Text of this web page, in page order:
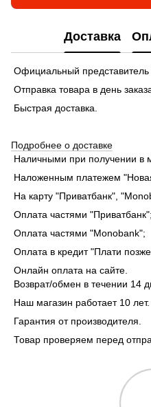
Доставка
Официальный представитель
Отправка товара в день
Быстрая доставка.
Подробнее о доставке
Наличными при получении в
Наложенным платежем
На карту "Приватбанк",
Оплата частями "Приватбанк";
Оплата частями "Monobank";
Оплата в кредит "Плати
Онлайн оплата на сайте.
Возврат/обмен в течении 14
Наш магазин работает 10 лет.
Гарантия от производителя.
Товар проверяем перед